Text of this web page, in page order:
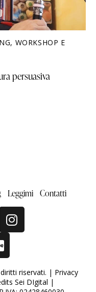
, WORKSHOP E
persuasiva
Leggimi Contatti
riservati. | Privacy
Sei DIgital |